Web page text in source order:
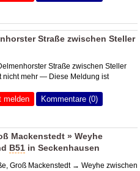
Straße zwischen Steller
Straße zwischen Steller
nicht mehr — Diese Meldung ist
melden Kommentare (0)
Mackenstedt » Weyhe
B51 in Seckenhausen
Groß Mackenstedt → Weyhe zwischen